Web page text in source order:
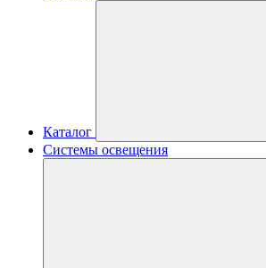
Каталог
Системы освещения